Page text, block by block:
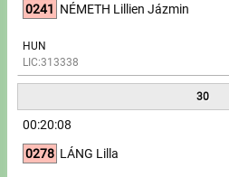
0241 NÉMETH Lillien Jázmin
HUN
LIC:313338
30
00:20:08
0278 LÁNG Lilla